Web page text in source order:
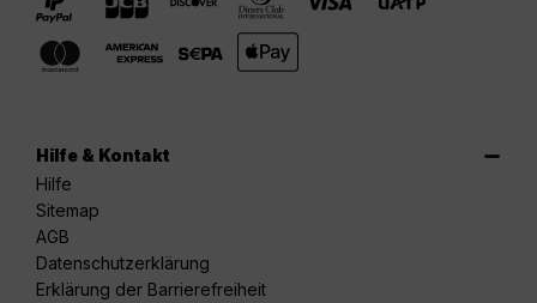
Hilfe & Kontakt
Hilfe
Sitemap
AGB
Datenschutzerklärung
Erklärung der Barrierefreiheit